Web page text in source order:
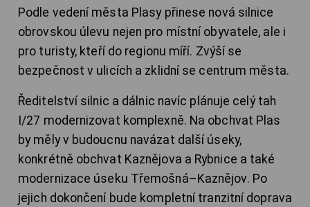
Podle vedení města Plasy přinese nová silnice
obrovskou úlevu nejen pro místní obyvatele, ale i
pro turisty, kteří do regionu míří. Zvýší se
bezpečnost v ulicích a zklidní se centrum města.
Ředitelství silnic a dálnic navíc plánuje celý tah
I/27 modernizovat komplexně. Na obchvat Plas
by měly v budoucnu navázat další úseky,
konkrétně obchvat Kaznějova a Rybnice a také
modernizace úseku Třemošná–Kaznějov. Po
jejich dokončení bude kompletní tranzitní doprava